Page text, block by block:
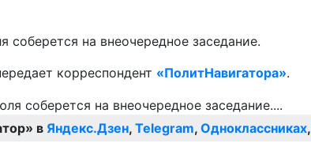
на внеочередное заседание.
корреспондент «ПолитНавигатора».
в Яндекс.Дзен, Telegram, Одноклассниках,